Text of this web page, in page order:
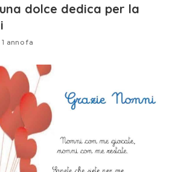
dolce dedica per la
1 anno fa